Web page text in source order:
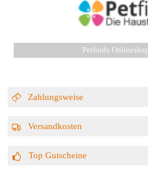
Petfindu
Zahlungsweise
Versandkosten
Top Gutscheine